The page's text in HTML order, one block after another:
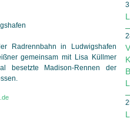
Radrennbahn in Ludwigshafen
gemeinsam mit Lisa Küllmer
besetzte Madison-Rennen der